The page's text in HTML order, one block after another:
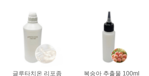
글루타치온 리포좀
복숭아 추출물 100ml